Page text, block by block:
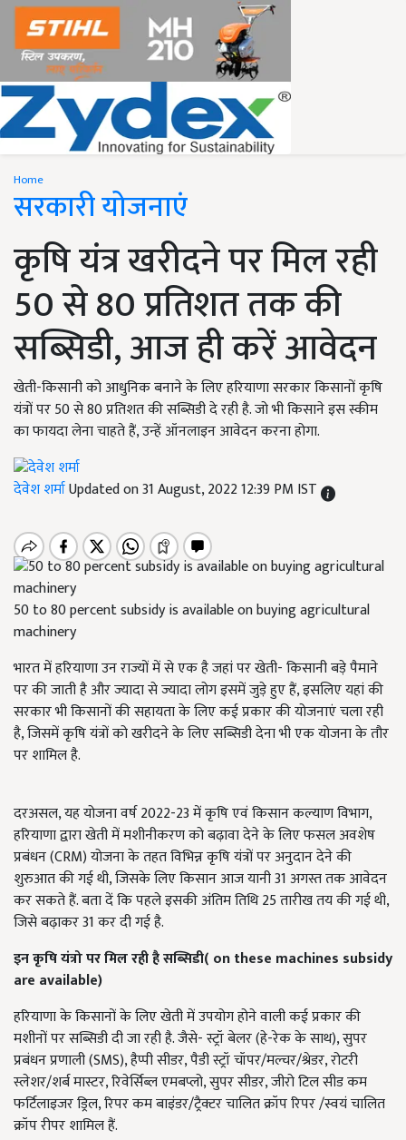
Home
सरकारी योजनाएं
कृषि यंत्र खरीदने पर मिल रही
50 से 80 प्रतिशत तक की
सब्सिडी, आज ही करें आवेदन
खेती-किसानी को आधुनिक बनाने के लिए हरियाणा सरकार किसानों कृषि
यंत्रों पर 50 से 80 प्रतिशत की सब्सिडी दे रही है. जो भी किसाने इस स्कीम
का फायदा लेना चाहते हैं, उन्हें ऑनलाइन आवेदन करना होगा.
देवेश शर्माUpdated on 31 August, 2022 12:39 PM IST
50 to 80 percent subsidy is available on buying agricultural
machinery
भारत में हरियाणा उन राज्यों में से एक है जहां पर खेती- किसानी बड़े पैमाने
पर की जाती है और ज्यादा से ज्यादा लोग इसमें जुड़े हुए हैं, इसलिए यहां की
सरकार भी किसानों की सहायता के लिए कई प्रकार की योजनाएं चला रही
है, जिसमें कृषि यंत्रों को खरीदने के लिए सब्सिडी देना भी एक योजना के तौर
पर शामिल है.
दरअसल, यह योजना वर्ष 2022-23 में कृषि एवं किसान कल्याण विभाग,
हरियाणा द्वारा खेती में मशीनीकरण को बढ़ावा देने के लिए फसल अवशेष
प्रबंधन (CRM) योजना के तहत विभिन्न कृषि यंत्रों पर अनुदान देने की
शुरुआत की गई थी, जिसके लिए किसान आज यानी 31 अगस्त तक आवेदन
कर सकते हैं. बता दें कि पहले इसकी अंतिम तिथि 25 तारीख तय की गई थी,
जिसे बढ़ाकर 31 कर दी गई है.
इन कृषि यंत्रो पर मिल रही है सब्सिडी( on these machines subsidy
are available)
हरियाणा के किसानों के लिए खेती में उपयोग होने वाली कई प्रकार की
मशीनों पर सब्सिडी दी जा रही है. जैसे- स्ट्रॉ बेलर (हे-रेक के साथ), सुपर
प्रबंधन प्रणाली (SMS), हैप्पी सीडर, पैडी स्ट्रॉ चॉपर/मल्चर/श्रेडर, रोटरी
स्लेशर/शर्ब मास्टर, रिवेर्सिब्ल एमबप्लो, सुपर सीडर, जीरो टिल सीड कम
फर्टिलाइजर ड्रिल, रिपर कम बाइंडर/ट्रैक्टर चालित क्रॉप रिपर /स्वयं चालित
क्रॉप रीपर शामिल हैं.